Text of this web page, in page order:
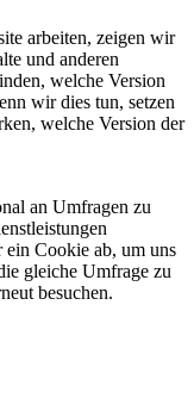
arbeiten, zeigen wir
und anderen
welche Version
wir dies tun, setzen
welche Version der
an Umfragen zu
Cookie ab, um uns
gleiche Umfrage zu
besuchen.